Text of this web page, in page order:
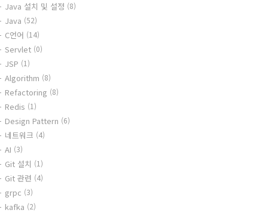
Java 설치 및 설정 (8)
Java (52)
C언어 (14)
Servlet (0)
JSP (1)
Algorithm (8)
Refactoring (8)
Redis (1)
Design Pattern (6)
네트워크 (4)
AI (3)
Git 설치 (1)
Git 관련 (4)
grpc (3)
kafka (2)